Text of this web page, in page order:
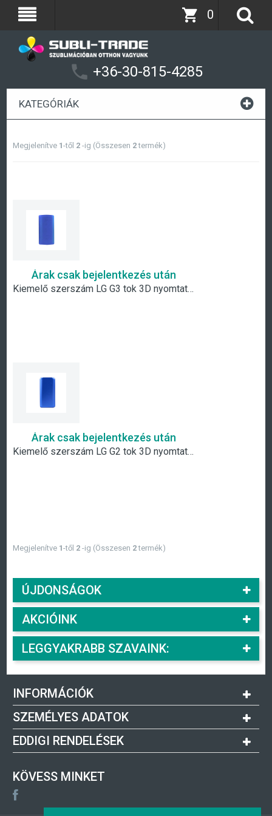
+36-30-815-4285
0
KATEGÓRIÁK
Megjelenítve 1-től 2-ig (Összesen 2termék)
Árak csak bejelentkezés után
Kiemelő szerszám LG G3 tok 3D nyomtatásához, szublimálásához, préseléséhez
Árak csak bejelentkezés után
Kiemelő szerszám LG G2 tok 3D nyomtatásához, szublimálásához, préseléséhez
Megjelenítve 1-től 2-ig (Összesen 2termék)
ÚJDONSÁGOK
AKCIÓINK
LEGGYAKRABB SZAVAINK:
INFORMÁCIÓK
SZEMÉLYES ADATOK
EDDIGI RENDELÉSEK
KÖVESS MINKET